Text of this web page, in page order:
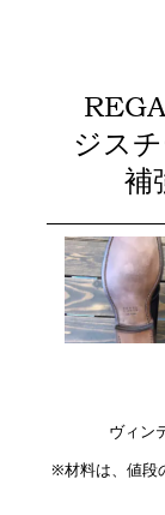
ジス
補
ヴィン
※材料は、値段